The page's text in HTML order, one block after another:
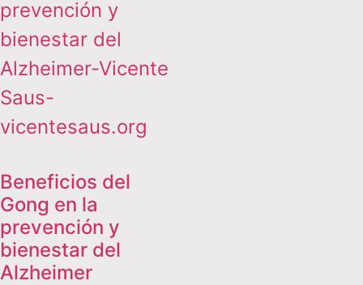
Beneficios del
Gong en la
prevención y
bienestar del
Alzheimer